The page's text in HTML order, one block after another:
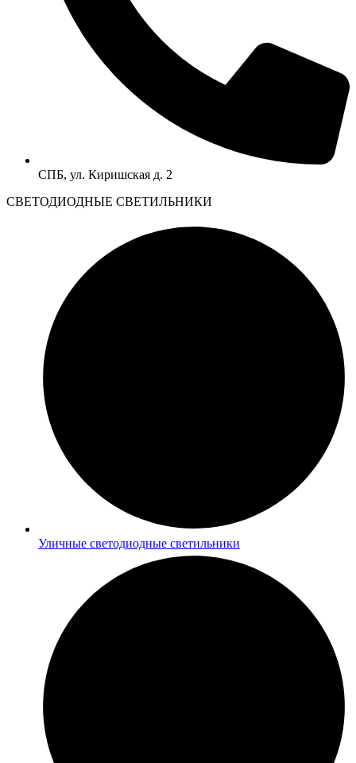
СПБ, ул. Киришская д. 2
CВЕТОДИОДНЫЕ СВЕТИЛЬНИКИ
Уличные светодиодные светильники